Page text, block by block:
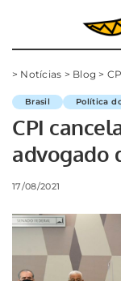
> Notícias > Blog >
Brasil Política
CPI
advogado
17/08/2021